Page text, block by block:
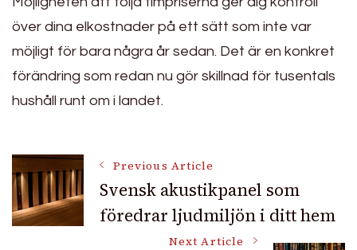
över dina elkostnader på ett sätt som inte var
möjligt för bara några år sedan. Det är en konkret
förändring som redan nu gör skillnad för tusentals
hushåll runt om i landet.
Post
Navigation
Previous Article
Svensk akustikpanel som
föredrar ljudmiljön i ditt hem
Next Article